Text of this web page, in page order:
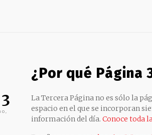
¿Por qué Página
La Tercera Página no es sólo la
espacio en el que se incorporan
información del día. Conoce toda